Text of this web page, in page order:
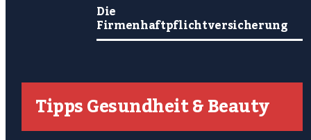
Die
Firmenhaftpflichtversicherung
Tipps Gesundheit & Beauty